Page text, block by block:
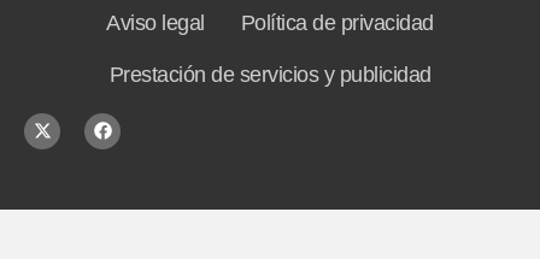
Aviso legal Política de privacidad
Prestación de servicios y publicidad